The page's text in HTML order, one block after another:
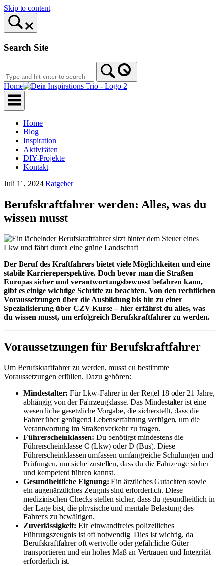
Skip to content
Search Site
Home
Home
Blog
Inspiration
Aktivitäten
DIY-Projekte
Kontakt
Juli 11, 2024 Ratgeber
Berufskraftfahrer werden: Alles, was du
wissen musst
Der Beruf des Kraftfahrers bietet viele Möglichkeiten und eine
stabile Karriereperspektive. Doch bevor man die Straßen
Europas sicher und verantwortungsbewusst befahren kann,
gibt es einige wichtige Schritte zu beachten. Von den rechtlichen
Voraussetzungen über die Ausbildung bis hin zu einer
Spezialisierung über CZV Kurse – hier erfährst du alles, was
du wissen musst, um erfolgreich Berufskraftfahrer zu werden.
Voraussetzungen für Berufskraftfahrer
Um Berufskraftfahrer zu werden, musst du bestimmte
Voraussetzungen erfüllen. Dazu gehören:
Mindestalter: Für Lkw-Fahrer in der Regel 18 oder 21 Jahre,
abhängig von der Fahrzeugklasse. Das Mindestalter ist eine
wesentliche gesetzliche Vorgabe, die sicherstellt, dass die
Fahrer über genügend Lebenserfahrung verfügen, um die
Verantwortung im Straßenverkehr zu tragen.
Führerscheinklassen: Du benötigst mindestens die
Führerscheinklasse C (Lkw) oder D (Bus). Diese
Führerscheinklassen umfassen umfangreiche Schulungen und
Prüfungen, um sicherzustellen, dass du die Fahrzeuge sicher
und kompetent führen kannst.
Gesundheitliche Eignung: Ein ärztliches Gutachten sowie
ein augenärztliches Zeugnis sind erforderlich. Diese
medizinischen Checks stellen sicher, dass du gesundheitlich in
der Lage bist, die physische und mentale Belastung des
Fahrens zu bewältigen.
Zuverlässigkeit: Ein einwandfreies polizeiliches
Führungszeugnis ist oft notwendig. Dies ist wichtig, da
Berufskraftfahrer oft wertvolle oder gefährliche Güter
transportieren und ein hohes Maß an Vertrauen und Integrität
erforderlich ist.